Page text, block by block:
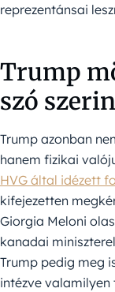
reprezentánsai
Trump
szó
Trump azonban
hanem fizikai
HVG által idézett
kifejezetten
Giorgia Meloni
kanadai
Trump pedig meg
intézve